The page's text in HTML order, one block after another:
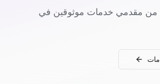
من مقدمي خدمات موثوقين في